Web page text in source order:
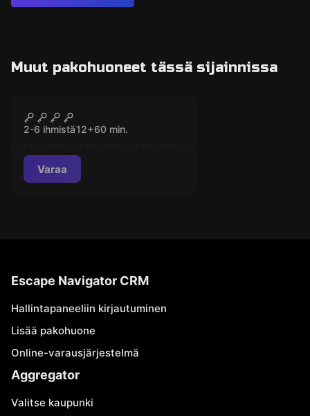
Muut pakohuoneet tässä sijainnissa
Valkoisen
kylpyammeen huone
2-6 ihmistä12+60 min.
Varaa
Escape Navigator CRM
Hallintapaneeliin kirjautuminen
Lisää pakohuone
Online-varausjärjestelmä
Aggregator
Valitse kaupunki